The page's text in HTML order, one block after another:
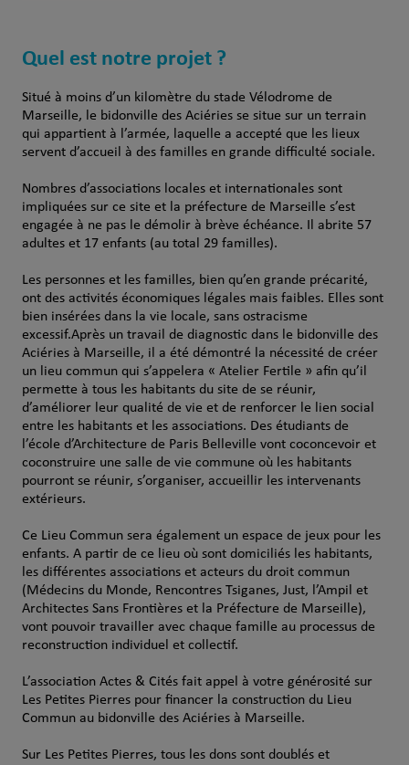
Quel est notre projet ?
Situé à moins d’un kilomètre du stade Vélodrome de
Marseille, le bidonville des Aciéries se situe sur un terrain
qui appartient à l’armée, laquelle a accepté que les lieux
servent d’accueil à des familles en grande difficulté sociale.
Nombres d’associations locales et internationales sont
impliquées sur ce site et la préfecture de Marseille s’est
engagée à ne pas le démolir à brève échéance. Il abrite 57
adultes et 17 enfants (au total 29 familles).
Les personnes et les familles, bien qu’en grande précarité,
ont des activités économiques légales mais faibles. Elles sont
bien insérées dans la vie locale, sans ostracisme
excessif.Après un travail de diagnostic dans le bidonville des
Aciéries à Marseille, il a été démontré la nécessité de créer
un lieu commun qui s’appelera « Atelier Fertile » afin qu’il
permette à tous les habitants du site de se réunir,
d’améliorer leur qualité de vie et de renforcer le lien social
entre les habitants et les associations. Des étudiants de
l’école d’Architecture de Paris Belleville vont coconcevoir et
coconstruire une salle de vie commune où les habitants
pourront se réunir, s’organiser, accueillir les intervenants
extérieurs.
Ce Lieu Commun sera également un espace de jeux pour les
enfants. A partir de ce lieu où sont domiciliés les habitants,
les différentes associations et acteurs du droit commun
(Médecins du Monde, Rencontres Tsiganes, Just, l’Ampil et
Architectes Sans Frontières et la Préfecture de Marseille),
vont pouvoir travailler avec chaque famille au processus de
reconstruction individuel et collectif.
L’association Actes & Cités fait appel à votre générosité sur
Les Petites Pierres pour financer la construction du Lieu
Commun au bidonville des Aciéries à Marseille.
Sur Les Petites Pierres, tous les dons sont doublés et